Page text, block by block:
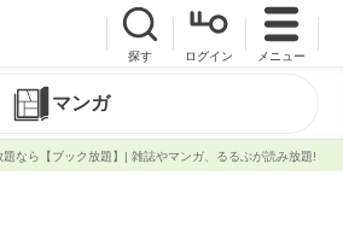
探す ログイン メニュー
マンガ
題なら【ブック放題】| 雑誌やマンガ、るるぶが読み放題!